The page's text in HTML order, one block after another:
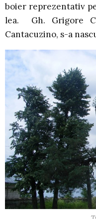
boier reprezentativ
lea. Gh. Grigore
Cantacuzino, s-a